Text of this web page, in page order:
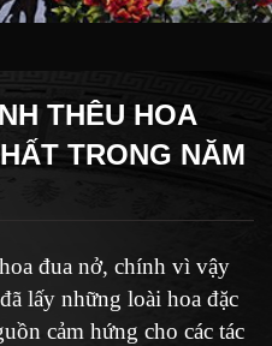
THÊU HOA
TRONG NĂM
đua nở, chính vì vậy
lấy những loài hoa đặc
cảm hứng cho các tác